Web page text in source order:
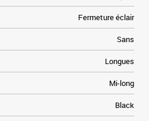
Fermeture éclair
Sans
Longues
Mi-long
Black